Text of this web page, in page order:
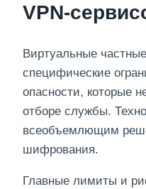
Виртуальные
специфические
опасности, которые
отборе службы.
всеобъемлющим
шифрования.
Главные лимиты и